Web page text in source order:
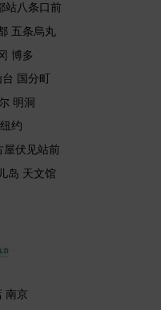
站八条口前
五条烏丸
博多
国分町
明洞
约
屋伏见站前
岛 天文馆
南京